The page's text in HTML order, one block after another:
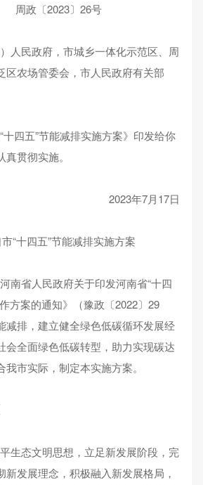
周政〔2023〕26号
人民政府，市城乡一体化示范区、周
区农场管委会，市人民政府有关部
十四五”节能减排实施方案》印发给你
贯彻实施。
2023年7月17日
“十四五”节能减排实施方案
南省人民政府关于印发河南省“十四
方案的通知》（豫政〔2022〕29
减排，建立健全绿色低碳循环发展经
会全面绿色低碳转型，助力实现碳达
市实际，制定本实施方案。
生态文明思想，立足新发展阶段，完
新发展理念，积极融入新发展格局，